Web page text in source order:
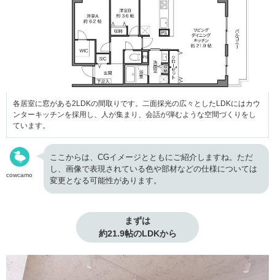
各居室に窓がある2LDKの間取りです。二面採光の広々としたLDKにはカウ
ンターキッチンを採用し、人が集まり、会話が弾むような空間づくりをし
ています。
cowcamo
ここからは、CGイメージとともにご紹介しますね。ただ
し、画像で表現されている色や部材などの仕様については
変更となる可能性があります。
まずは
約21.9帖のLDKから